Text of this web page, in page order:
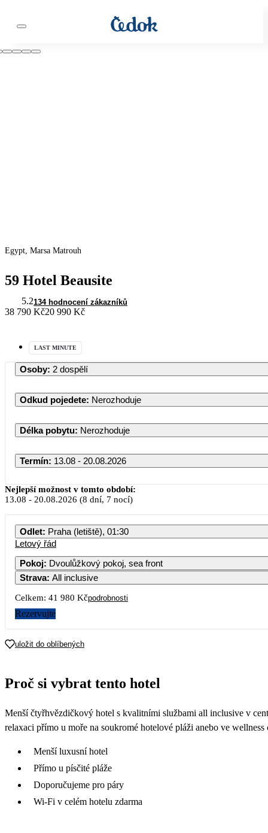
Egypt, Marsa Matrouh
59 Hotel Beausite
5.2134 hodnocení zákazníků
38 790 Kč20 990 Kč
LAST MINUTE
Osoby: 2 dospělí
Odkud pojedete: Nerozhoduje
Délka pobytu: Nerozhoduje
Termín: 13.08 - 20.08.2026
Nejlepší možnost v tomto období:
13.08 - 20.08.2026 (8 dní, 7 nocí)
Odlet: Praha (letiště), 01:30
Letový řád
Pokoj: Dvoulůžkový pokoj, sea front
Strava: All inclusive
Celkem: 41 980 Kčpodrobnosti
Rezervujte
uložit do oblíbených
Proč si vybrat tento hotel
Menší čtyřhvězdičkový hotel s kvalitními službami all inclusive v
relaxaci přímo u moře na soukromé hotelové pláži anebo ve
Menší luxusní hotel
Přímo u písčité pláže
Doporučujeme pro páry
Wi-Fi v celém hotelu zdarma